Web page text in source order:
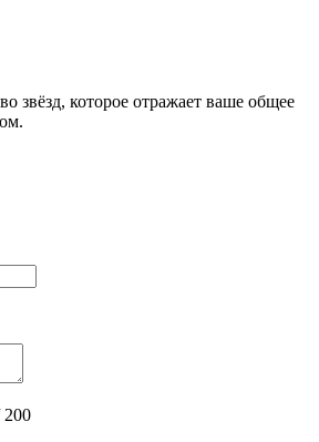
звёзд, которое отражает ваше общее
200